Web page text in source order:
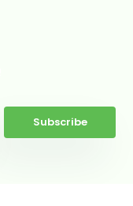
Subscribe